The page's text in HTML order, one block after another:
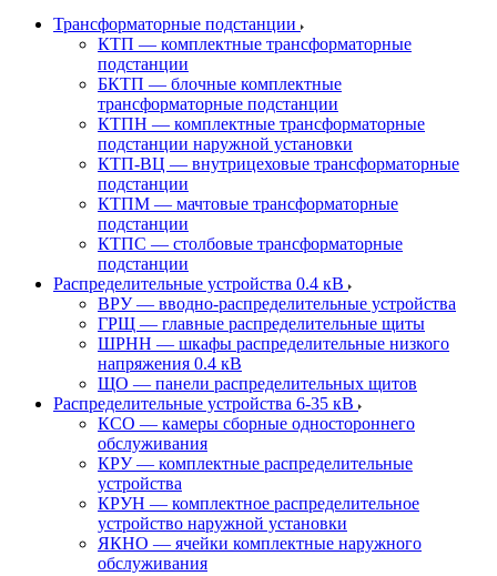
Трансформаторные подстанции
КТП — комплектные трансформаторные
подстанции
БКТП — блочные комплектные
трансформаторные подстанции
КТПН — комплектные трансформаторные
подстанции наружной установки
КТП-ВЦ — внутрицеховые трансформаторные
подстанции
КТПМ — мачтовые трансформаторные
подстанции
КТПС — столбовые трансформаторные
подстанции
Распределительные устройства 0.4 кВ
ВРУ — вводно-распределительные устройства
ГРЩ — главные распределительные щиты
ШРНН — шкафы распределительные низкого
напряжения 0.4 кВ
ЩО — панели распределительных щитов
Распределительные устройства 6-35 кВ
КСО — камеры сборные одностороннего
обслуживания
КРУ — комплектные распределительные
устройства
КРУН — комплектное распределительное
устройство наружной установки
ЯКНО — ячейки комплектные наружного
обслуживания